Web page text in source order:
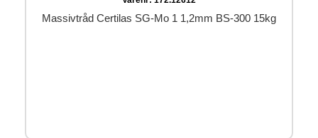
Massivtråd Certilas SG-Mo 1 1,2mm BS-300 15kg